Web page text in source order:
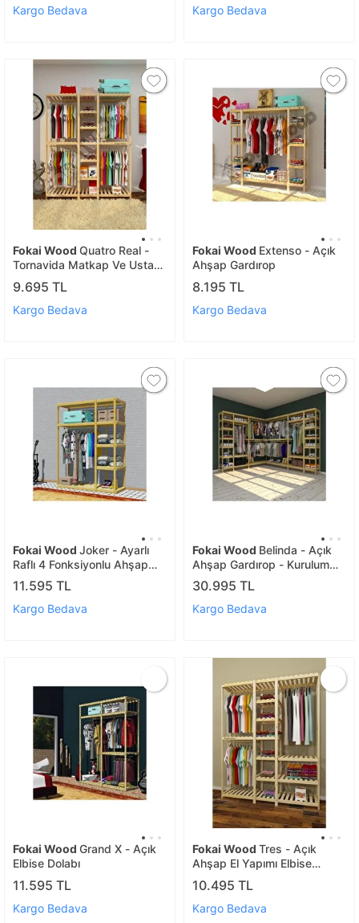
Kargo Bedava Kargo Bedava
Fokai Wood Quatro Real -
Tornavida Matkap Ve Usta
Gerektirmeyen Ürün
9.695 TL
Kargo Bedava
Fokai Wood Extenso - Açık
Ahşap Gardırop
8.195 TL
Kargo Bedava
Fokai Wood Joker - Ayarlı
Raflı 4 Fonksiyonlu Ahşap
Açık El Yapımı Gardırop
11.595 TL
Kargo Bedava
Fokai Wood Belinda - Açık
Ahşap Gardırop - Kurulum
Için Tornavida Matkap Ve
Usta Gerekmez
30.995 TL
Kargo Bedava
Fokai Wood Grand X - Açık
Elbise Dolabı
11.595 TL
Kargo Bedava
Fokai Wood Tres - Açık
Ahşap El Yapımı Elbise
Dolabı
10.495 TL
Kargo Bedava